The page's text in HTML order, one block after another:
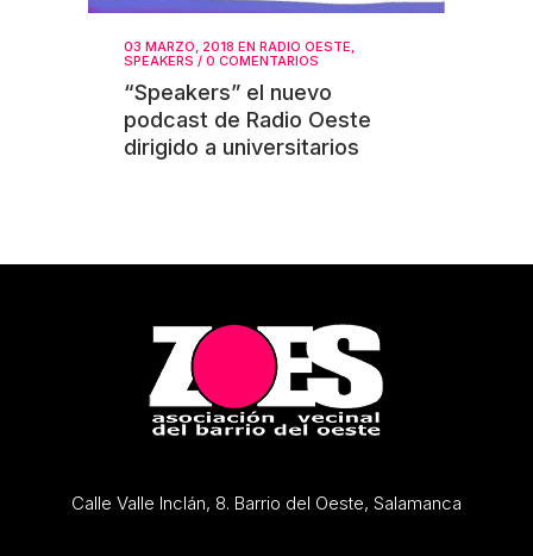
03 MARZO, 2018 EN RADIO OESTE,
SPEAKERS / 0 COMENTARIOS
“Speakers” el nuevo
podcast de Radio Oeste
dirigido a universitarios
Calle Valle Inclán, 8. Barrio del Oeste, Salamanca